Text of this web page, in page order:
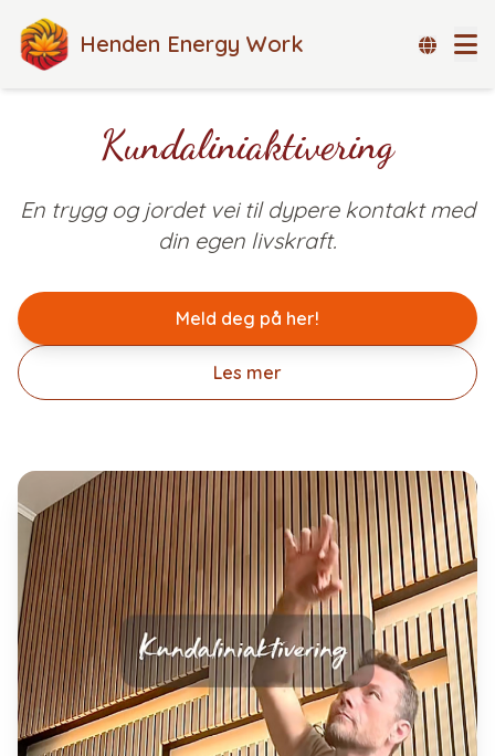
Henden Energy Work
Kundaliniaktivering
En trygg og jordet vei til dypere kontakt med
din egen livskraft.
Meld deg på her!
Les mer